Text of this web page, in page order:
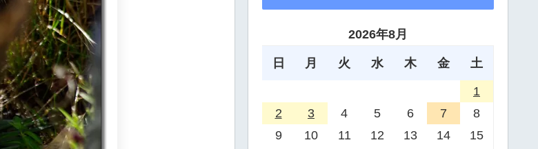
2026年8月
日 月 火 水 木 金 土
1
2
3 4 5 6 7
8
9
10 11 12 13 14
15